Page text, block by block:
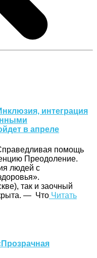
интеграция
в апреле
помощь
Преодоление.
людей с
так и заочный
— Что Читать